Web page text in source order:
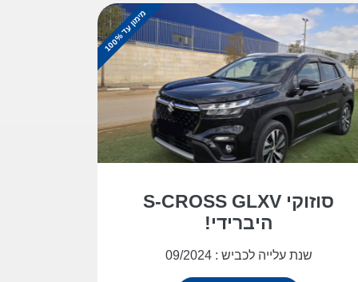
סוזוקי S-CROSS GLXV
היברידי!
שנת עלייה לכביש : 09/2024
מ
י
מ
ו
ן
ע
ד
1
0
0
%